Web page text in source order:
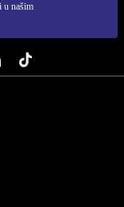
u našim